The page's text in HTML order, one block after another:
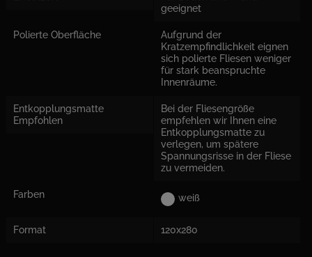
geeignet
Polierte Oberfläche
Aufgrund der
Kratzempfindlichkeit eignen
sich polierte Fliesen weniger
für stark beanspruchte
Innenräume.
Entkopplungsmatte
Empfohlen
Bei der Fliesengröße
empfehlen wir Ihnen eine
Entkopplungsmatte zu
verlegen, um spätere
Spannungsrisse in der Fliese
zu vermeiden.
Farben weiß
Format 120x280